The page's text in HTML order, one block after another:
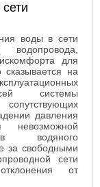
воды в сети
водопровода,
для
сказывается на
системы
давления
невозможной
водяного
за свободными
сети
от